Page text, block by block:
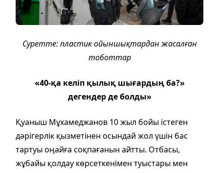
Суретте: пластик ойыншықтардан жасалған
тоботтар
«40-қа келіп қылық шығардың ба?»
дегендер де болды»
Қуаныш Мұхамеджанов 10 жыл бойы істеген
дәрігерлік қызметінен осындай жол үшін бас
тартуы оңайға соқпағанын айтты. Отбасы,
жұбайы қолдау көрсеткенімен туыстары мен